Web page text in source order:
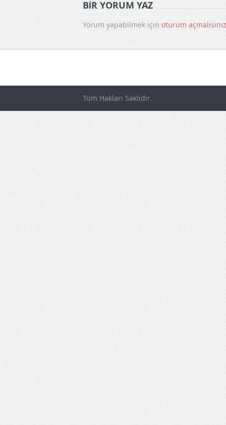
BIR YORUM YAZ
Yorum yapabilmek için oturum açmalısınız
Tüm Hakları Saklıdır.